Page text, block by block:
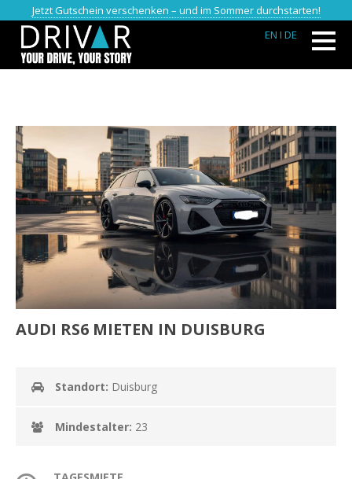
Jetzt Gutschein verschenken – und im Sommer durchstarten!
EN I DE
AUDI RS6 MIETEN IN DUISBURG
Standort: Duisburg
Mindestalter: 23